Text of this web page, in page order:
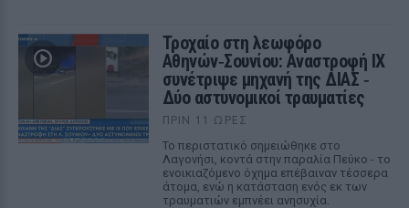
Τροχαίο στη λεωφόρο
Αθηνών‑Σουνίου: Αναστροφή ΙΧ
συνέτριψε μηχανή της ΔΙΑΣ ‑
Δύο αστυνομικοί τραυματίες
ΠΡΙΝ 11 ΏΡΕΣ
Το περιστατικό σημειώθηκε στο
Λαγονήσι, κοντά στην παραλία Πεύκο - το
ενοικιαζόμενο όχημα επέβαιναν τέσσερα
άτομα, ενώ η κατάσταση ενός εκ των
τραυματιών εμπνέει ανησυχία.